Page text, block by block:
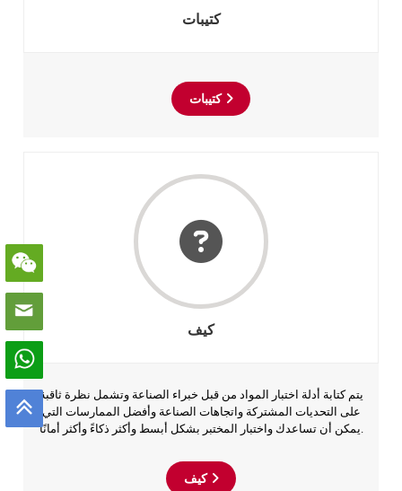
كتيبات
كتيبات
كيف
يتم كتابة أدلة اختبار المواد من قبل خبراء الصناعة وتشمل نظرة ثاقبة
على التحديات المشتركة واتجاهات الصناعة وأفضل الممارسات التي
يمكن أن تساعدك واختبار المختبر بشكل أبسط وأكثر ذكاءً وأكثر أمانًا.
كيف